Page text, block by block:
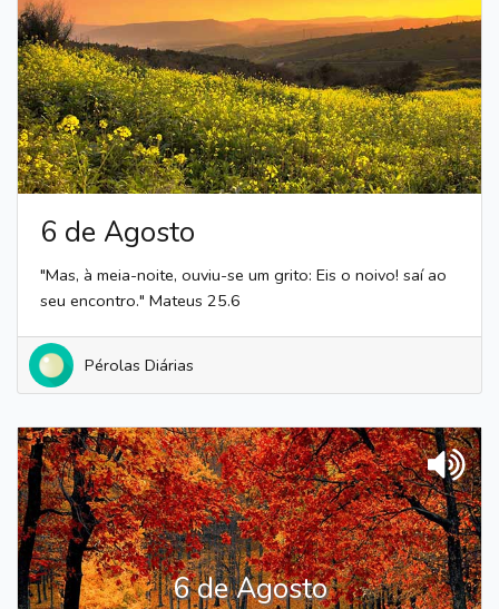
6 de Agosto
"Mas, à meia-noite, ouviu-se um grito: Eis o noivo! saí ao
seu encontro." Mateus 25.6
Pérolas Diárias
6 de Agosto